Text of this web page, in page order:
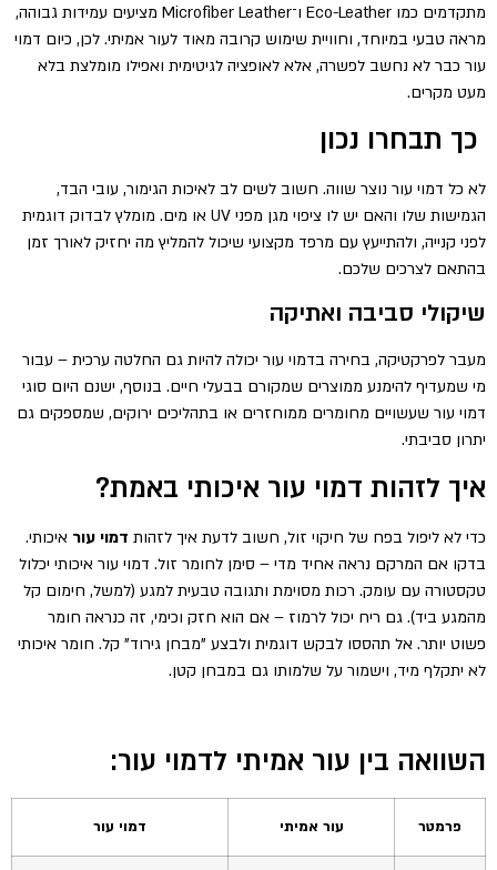
מתקדמים כמו Eco-Leather ו־Microfiber Leather מציעים עמידות גבוהה,
מראה טבעי במיוחד, וחוויית שימוש קרובה מאוד לעור אמיתי. לכן, כיום דמוי
עור כבר לא נחשב לפשרה, אלא לאופציה לגיטימית ואפילו מומלצת בלא
מעט מקרים.
כך תבחרו נכון
לא כל דמוי עור נוצר שווה. חשוב לשים לב לאיכות הגימור, עובי הבד,
הגמישות שלו והאם יש לו ציפוי מגן מפני UV או מים. מומלץ לבדוק דוגמית
לפני קנייה, ולהתייעץ עם מרפד מקצועי שיכול להמליץ מה יחזיק לאורך זמן
בהתאם לצרכים שלכם.
שיקולי סביבה ואתיקה
מעבר לפרקטיקה, בחירה בדמוי עור יכולה להיות גם החלטה ערכית – עבור
מי שמעדיף להימנע ממוצרים שמקורם בבעלי חיים. בנוסף, ישנם היום סוגי
דמוי עור שעשויים מחומרים ממוחזרים או בתהליכים ירוקים, שמספקים גם
יתרון סביבתי.
איך לזהות דמוי עור איכותי באמת?
כדי לא ליפול בפח של חיקוי זול, חשוב לדעת איך לזהות דמוי עור איכותי.
בדקו אם המרקם נראה אחיד מדי – סימן לחומר זול. דמוי עור איכותי יכלול
טקסטורה עם עומק. רכות מסוימת ותגובה טבעית למגע (למשל, חימום קל
מהמגע ביד). גם ריח יכול לרמוז – אם הוא חזק וכימי, זה כנראה חומר
פשוט יותר. אל תהססו לבקש דוגמית ולבצע "מבחן גירוד" קל. חומר איכותי
לא יתקלף מיד, וישמור על שלמותו גם במבחן קטן.
השוואה בין עור אמיתי לדמוי עור:
פרמטר עור אמיתי דמוי עור